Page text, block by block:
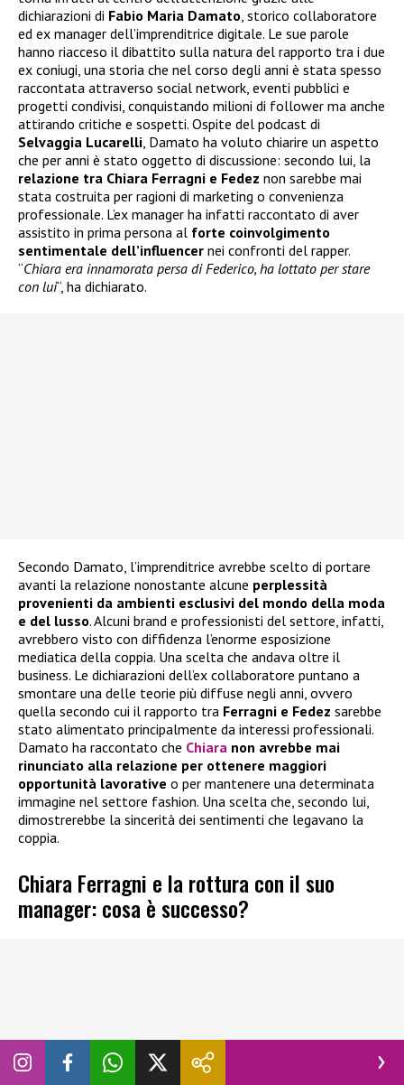
dichiarazioni di Fabio Maria Damato , storico collaboratore
ed ex manager dell’imprenditrice digitale. Le sue parole
hanno riacceso il dibattito sulla natura del rapporto tra i due
ex coniugi, una storia che nel corso degli anni è stata spesso
raccontata attraverso social network, eventi pubblici e
progetti condivisi, conquistando milioni di follower ma anche
attirando critiche e sospetti. Ospite del podcast di
Selvaggia Lucarelli , Damato ha voluto chiarire un aspetto
che per anni è stato oggetto di discussione: secondo lui, la
relazione tra Chiara Ferragni e Fedez non sarebbe mai
stata costruita per ragioni di marketing o convenienza
professionale. L’ex manager ha infatti raccontato di aver
assistito in prima persona al forte coinvolgimento
sentimentale dell’influencer nei confronti del rapper.
“Chiara era innamorata persa di Federico, ha lottato per stare
con lui“, ha dichiarato.
Secondo Damato, l’imprenditrice avrebbe scelto di portare
avanti la relazione nonostante alcune perplessità
provenienti da ambienti esclusivi del mondo della moda
e del lusso. Alcuni brand e professionisti del settore, infatti,
avrebbero visto con diffidenza l’enorme esposizione
mediatica della coppia. Una scelta che andava oltre il
business. Le dichiarazioni dell’ex collaboratore puntano a
smontare una delle teorie più diffuse negli anni, ovvero
quella secondo cui il rapporto tra Ferragni e Fedez sarebbe
stato alimentato principalmente da interessi professionali.
Damato ha raccontato che Chiara non avrebbe mai
rinunciato alla relazione per ottenere maggiori
opportunità lavorative o per mantenere una determinata
immagine nel settore fashion. Una scelta che, secondo lui,
dimostrerebbe la sincerità dei sentimenti che legavano la
coppia.
Chiara Ferragni e la rottura con il suo
manager: cosa è successo?